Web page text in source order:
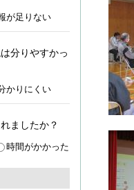
が足りない
分りやすかっ
かりにくい
ましたか？
時間がかかった